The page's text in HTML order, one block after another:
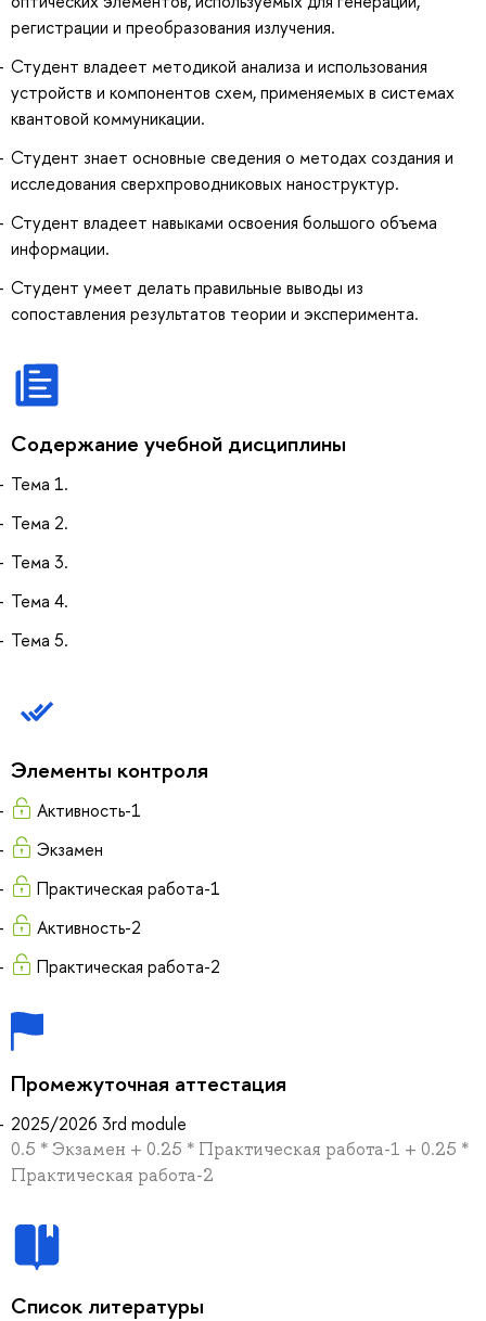
регистрации и преобразования излучения.
Студент владеет методикой анализа и использования
устройств и компонентов схем, применяемых в системах
квантовой коммуникации.
Студент знает основные сведения о методах создания и
исследования сверхпроводниковых наноструктур.
Студент владеет навыками освоения большого объема
информации.
Студент умеет делать правильные выводы из
сопоставления результатов теории и эксперимента.
Содержание учебной дисциплины
Тема 1.
Тема 2.
Тема 3.
Тема 4.
Тема 5.
Элементы контроля
Активность-1
Экзамен
Практическая работа-1
Активность-2
Практическая работа-2
Промежуточная аттестация
2025/2026 3rd module
0.5 * Экзамен + 0.25 * Практическая работа-1 + 0.25 *
Практическая работа-2
Список литературы